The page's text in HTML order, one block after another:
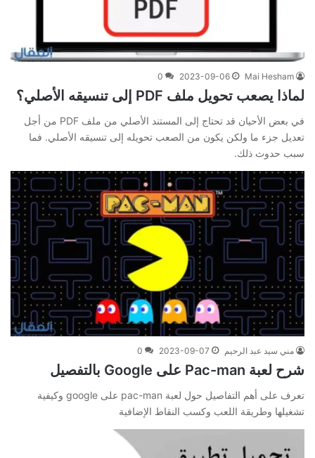
Mai Hesham
2023-09-06
0
لماذا يصعب تحويل ملف PDF إلى تنسيقه الأصلي؟
في بعض الأحيان قد تحتاج إلى المستند الأصلي من ملف PDF من أجل
تعديل جزء ما ولكن يكون من الصعب تحويله إلى تنسيقه الأصلي. فما
سبب حدوث ذلك.
مني سيد عبد الرحيم 2023-09-07
0
شرح لعبة Pac-man على Google بالتفصيل
تعرف على أهم التفاصيل حول لعبة pac-man على google وكيفية
تشغيلها وطريقة اللعب وكسب النقاط الإضافية